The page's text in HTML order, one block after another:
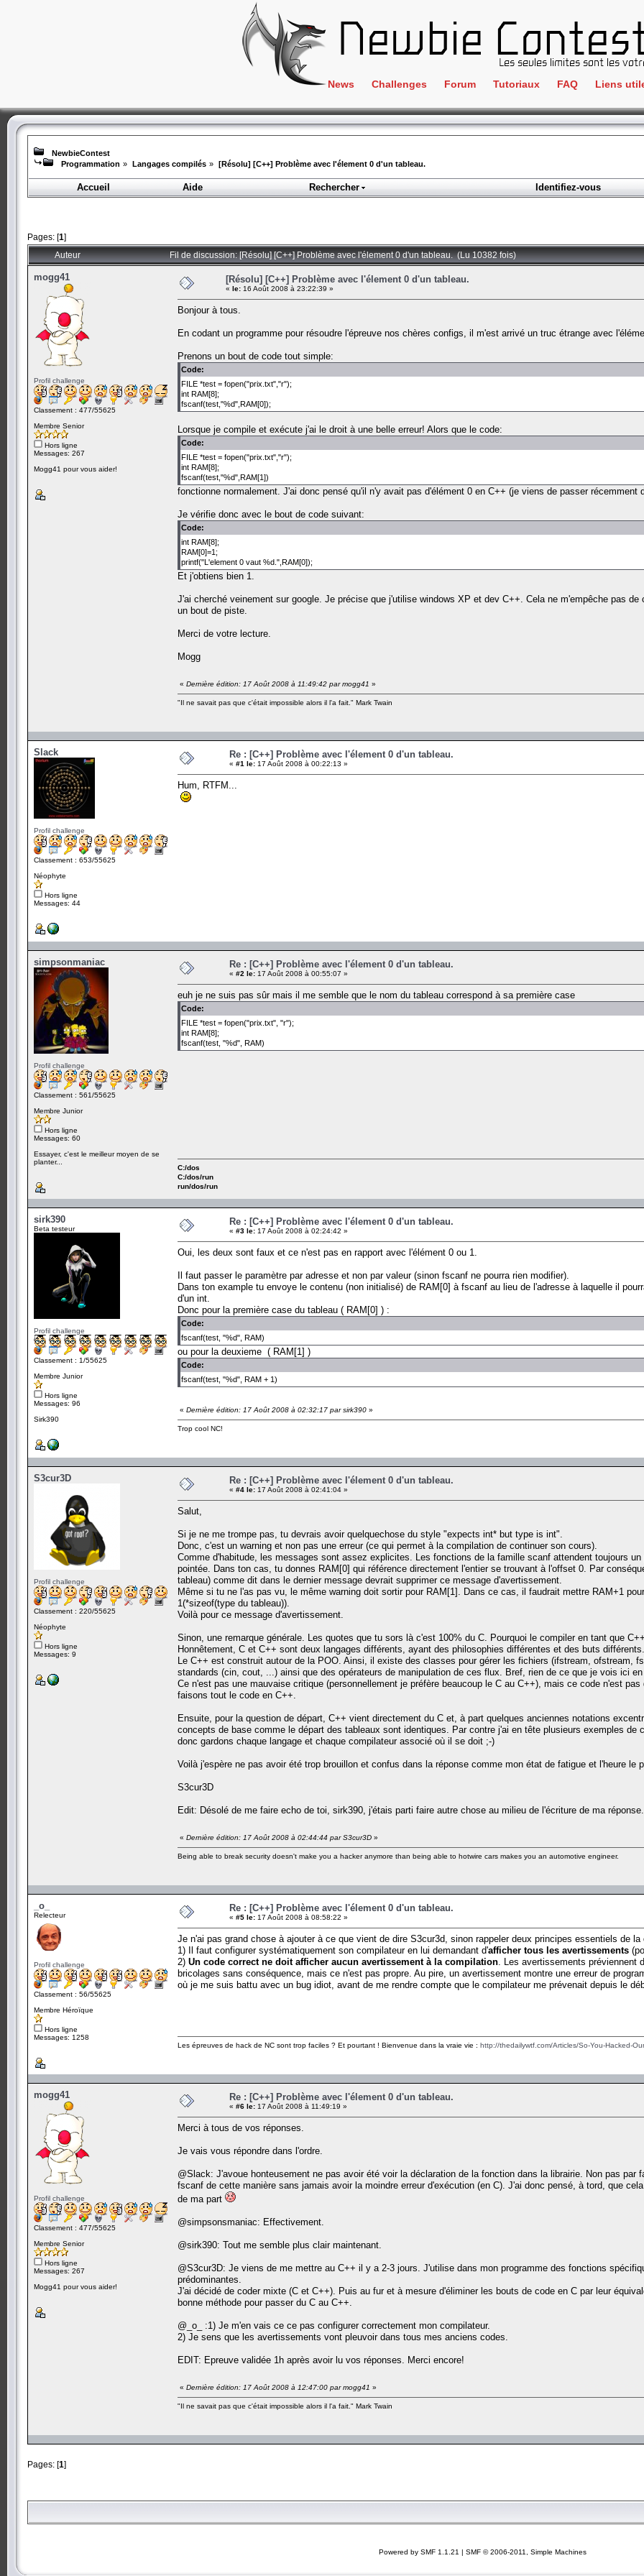
News Challenges
Crackme
ClientSide
Forensics
Programmation
Stéganographie
Wargame
Forum Tutoriaux FAQ Liens
IRC
NewbieContest
Programmation » Langages compilés » [Résolu] [C++] Problème avec l'élement 0 d'un tableau.
Accueil
Aide Rechercher Identifiez-vous
Pages: [1]
Auteur Fil de discussion: [Résolu] [C++] Problème avec l'élement 0 d'un tableau. (Lu 10382 fois)
mogg41
Profil challenge
Classement : 477/55625
Membre Senior
Hors ligne
Messages: 267
Mogg41 pour vous aider!
[Résolu] [C++] Problème avec l'élement 0 d'un tableau.
« le: 16 Août 2008 à 23:22:39 »
Bonjour à tous.
En codant un programme pour résoudre l'épreuve nos chères configs, il m'est arrivé un truc étrange avec
Prenons un bout de code tout simple:
Code:
FILE *test = fopen("prix.txt","r");
int RAM[8];
fscanf(test,"%d",RAM[0]);
Lorsque je compile et exécute j'ai le droit à une belle erreur! Alors que le code:
Code:
FILE *test = fopen("prix.txt","r");
int RAM[8];
fscanf(test,"%d",RAM[1])
fonctionne normalement. J'ai donc pensé qu'il n'y avait pas d'élément 0 en C++ (je viens de passer
Je vérifie donc avec le bout de code suivant:
Code:
int RAM[8];
RAM[0]=1;
printf("L'element 0 vaut %d.",RAM[0]);
Et j'obtiens bien 1.
J'ai cherché veinement sur google. Je précise que j'utilise windows XP et dev C++. Cela ne m'empêche pas
un bout de piste.
Merci de votre lecture.
Mogg
« Dernière édition: 17 Août 2008 à 11:49:42 par mogg41 »
"Il ne savait pas que c'était impossible alors il l'a fait." Mark Twain
Slack
Profil challenge
Classement : 653/55625
Néophyte
Hors ligne
Messages: 44
Re : [C++] Problème avec l'élement 0 d'un tableau.
« #1 le: 17 Août 2008 à 00:22:13 »
Hum, RTFM...
simpsonmaniac
Profil challenge
Classement : 561/55625
Membre Junior
Hors ligne
Messages: 60
Essayer, c'est le meilleur moyen de se
planter...
Re : [C++] Problème avec l'élement 0 d'un tableau.
« #2 le: 17 Août 2008 à 00:55:07 »
euh je ne suis pas sûr mais il me semble que le nom du tableau correspond à sa première case
Code:
FILE *test = fopen("prix.txt", "r");
int RAM[8];
fscanf(test, "%d", RAM)
C:/dos
C:/dos/run
run/dos/run
sirk390
Beta testeur
Profil challenge
Classement : 1/55625
Membre Junior
Hors ligne
Messages: 96
Sirk390
Re : [C++] Problème avec l'élement 0 d'un tableau.
« #3 le: 17 Août 2008 à 02:24:42 »
Oui, les deux sont faux et ce n'est pas en rapport avec l'élément 0 ou 1.
Il faut passer le paramètre par adresse et non par valeur (sinon fscanf ne pourra rien modifier).
Dans ton example tu envoye le contenu (non initialisé) de RAM[0] à fscanf au lieu de l'adresse à laquelle il
d'un int.
Donc pour la première case du tableau ( RAM[0] ) :
Code:
fscanf(test, "%d", RAM)
ou pour la deuxieme ( RAM[1] )
Code:
fscanf(test, "%d", RAM + 1)
« Dernière édition: 17 Août 2008 à 02:32:17 par sirk390 »
Trop cool NC!
S3cur3D
Profil challenge
Classement : 220/55625
Néophyte
Hors ligne
Messages: 9
Re : [C++] Problème avec l'élement 0 d'un tableau.
« #4 le: 17 Août 2008 à 02:41:04 »
Salut,
Si je ne me trompe pas, tu devrais avoir quelquechose du style "expects int* but type is int".
Donc, c'est un warning et non pas une erreur (ce qui permet à la compilation de continuer son cours).
Comme d'habitude, les messages sont assez explicites. Les fonctions de la famille scanf attendent toujours
pointée. Dans ton cas, tu donnes RAM[0] qui référence directement l'entier se trouvant à l'offset 0. Par
tableau) comme dit dans le dernier message devrait supprimer ce message d'avertissement.
Même si tu ne l'as pas vu, le même warning doit sortir pour RAM[1]. Dans ce cas, il faudrait mettre RAM+1
1(*sizeof(type du tableau)).
Voilà pour ce message d'avertissement.
Sinon, une remarque générale. Les quotes que tu sors là c'est 100% du C. Pourquoi le compiler en tant que
Honnêtement, C et C++ sont deux langages différents, ayant des philosophies différentes et des buts différents.
Le C++ est construit autour de la POO. Ainsi, il existe des classes pour gérer les fichiers (ifstream, ofstream,
standards (cin, cout, ...) ainsi que des opérateurs de manipulation de ces flux. Bref, rien de ce que je vois ici
Ce n'est pas une mauvaise critique (personnellement je préfère beaucoup le C au C++), mais ce code n'est
faisons tout le code en C++.
Ensuite, pour la question de départ, C++ vient directement du C et, à part quelques anciennes notations
concepts de base comme le départ des tableaux sont identiques. Par contre j'ai en tête plusieurs exemples
donc gardons chaque langage et chaque compilateur associé où il se doit ;-)
Voilà j'espère ne pas avoir été trop brouillon et confus dans la réponse comme mon état de fatigue et l'heure le
S3cur3D
Edit: Désolé de me faire echo de toi, sirk390, j'étais parti faire autre chose au milieu de l'écriture de ma réponse..
« Dernière édition: 17 Août 2008 à 02:44:44 par S3cur3D »
Being able to break security doesn't make you a hacker anymore than being able to hotwire cars makes you an automotive engineer.
_o_
Relecteur
Profil challenge
Classement : 56/55625
Membre Héroïque
Hors ligne
Messages: 1258
Re : [C++] Problème avec l'élement 0 d'un tableau.
« #5 le: 17 Août 2008 à 08:58:22 »
Je n'ai pas grand chose à ajouter à ce que vient de dire S3cur3d, sinon rappeler deux principes essentiels de
1) Il faut configurer systématiquement son compilateur en lui demandant d'afficher tous les avertissements
2) Un code correct ne doit afficher aucun avertissement à la compilation . Les avertissements
bricolages sans conséquence, mais ce n'est pas propre. Au pire, un avertissement montre une erreur de
où je me suis battu avec un bug idiot, avant de me rendre compte que le compilateur me prévenait depuis le
Les épreuves de hack de NC sont trop faciles ? Et pourtant ! Bienvenue dans la vraie vie : http://thedailywtf.com/Articles/So-You-Hacked-
mogg41
Profil challenge
Classement : 477/55625
Membre Senior
Hors ligne
Messages: 267
Mogg41 pour vous aider!
Re : [C++] Problème avec l'élement 0 d'un tableau.
« #6 le: 17 Août 2008 à 11:49:19 »
Merci à tous de vos réponses.
Je vais vous répondre dans l'ordre.
@Slack: J'avoue honteusement ne pas avoir été voir la déclaration de la fonction dans la librairie. Non pas
fscanf de cette manière sans jamais avoir la moindre erreur d'exécution (en C). J'ai donc pensé, à tord, que
de ma part
@simpsonsmaniac: Effectivement.
@sirk390: Tout me semble plus clair maintenant.
@S3cur3D: Je viens de me mettre au C++ il y a 2-3 jours. J'utilise dans mon programme des fonctions
prédominantes.
J'ai décidé de coder mixte (C et C++). Puis au fur et à mesure d'éliminer les bouts de code en C par leur
bonne méthode pour passer du C au C++.
@_o_ :1) Je m'en vais ce ce pas configurer correctement mon compilateur.
2) Je sens que les avertissements vont pleuvoir dans tous mes anciens codes.
EDIT: Epreuve validée 1h après avoir lu vos réponses. Merci encore!
« Dernière édition: 17 Août 2008 à 12:47:00 par mogg41 »
"Il ne savait pas que c'était impossible alors il l'a fait." Mark Twain
Pages: [1]
Powered by SMF 1.1.21 SMF © 2006-2011, Simple Machines